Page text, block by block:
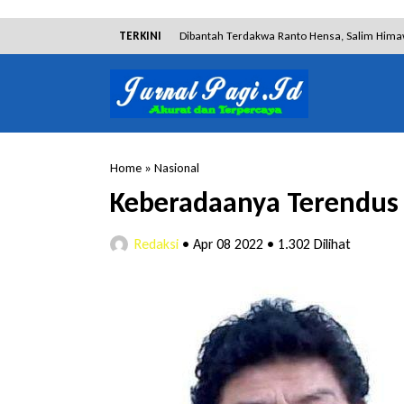
TERKINI Dibantah Terdakwa Ranto Hensa, Salim
Tim Tabur Kejari Surabaya Ringkus Mulia
Lakukan Pencurian dengan Pemberatan,
Pengadilan Tinggi Surabaya Perkenalkan
Home » Nasional
Keberadaanya
Redaksi • Apr 08 2022 • 1.302 Dilihat